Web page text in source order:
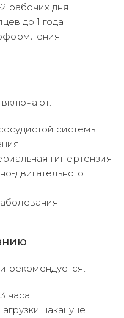
рабочих дня
до 1 года
системы
гипертензия
двигательного
рекомендуется:
часа
накануне